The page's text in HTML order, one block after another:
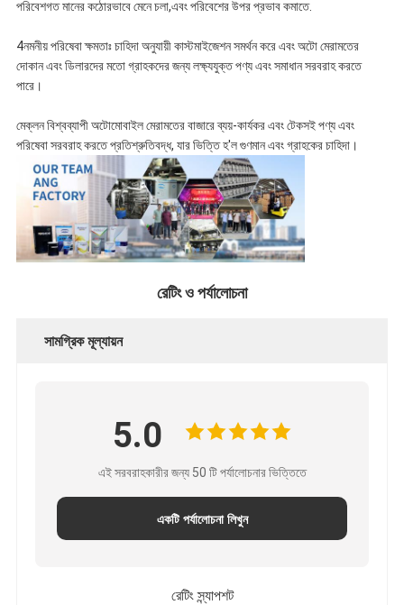
পরিবেশগত মানের কঠোরভাবে মেনে চলা,এবং পরিবেশের উপর প্রভাব কমাতে.
4নমনীয় পরিষেবা ক্ষমতাঃ চাহিদা অনুযায়ী কাস্টমাইজেশন সমর্থন করে এবং অটো মেরামতের
দোকান এবং ডিলারদের মতো গ্রাহকদের জন্য লক্ষ্যযুক্ত পণ্য এবং সমাধান সরবরাহ করতে
পারে।
মেক্লন বিশ্বব্যাপী অটোমোবাইল মেরামতের বাজারে ব্যয়-কার্যকর এবং টেকসই পণ্য এবং
পরিষেবা সরবরাহ করতে প্রতিশ্রুতিবদ্ধ, যার ভিত্তি হ'ল গুণমান এবং গ্রাহকের চাহিদা।
রেটিং ও পর্যালোচনা
সামগ্রিক মূল্যায়ন
5.0
এই সরবরাহকারীর জন্য 50 টি পর্যালোচনার ভিত্তিতে
একটি পর্যালোচনা লিখুন
রেটিং স্ন্যাপশট